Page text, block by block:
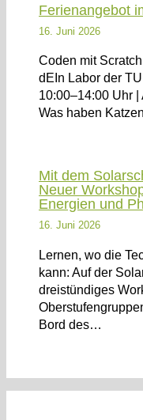
Ferienangebot
16. Juni 2026
Coden mit
dEIn Labor der
10:00–14:00 Uhr
Was haben
Mit dem
Neuer
Energien und
16. Juni 2026
Lernen, wo die
kann: Auf der
dreistündiges
Bord des…